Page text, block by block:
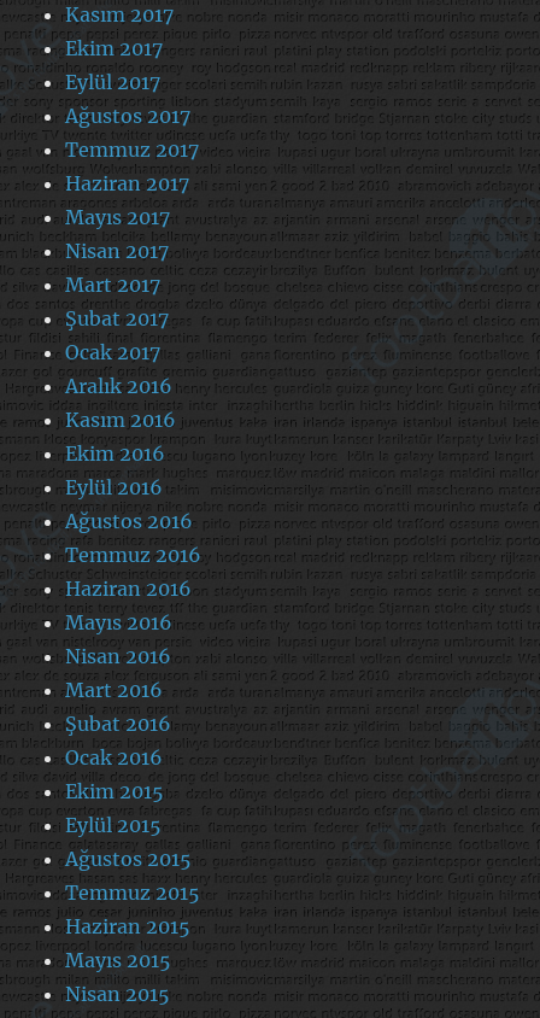
Kasım 2017
Ekim 2017
Eylül 2017
Ağustos 2017
Temmuz 2017
Haziran 2017
Mayıs 2017
Nisan 2017
Mart 2017
Şubat 2017
Ocak 2017
Aralık 2016
Kasım 2016
Ekim 2016
Eylül 2016
Ağustos 2016
Temmuz 2016
Haziran 2016
Mayıs 2016
Nisan 2016
Mart 2016
Şubat 2016
Ocak 2016
Ekim 2015
Eylül 2015
Ağustos 2015
Temmuz 2015
Haziran 2015
Mayıs 2015
Nisan 2015